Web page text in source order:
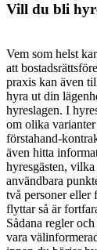
Vill du bli
Vem som helst
att
praxis kan även
hyra ut din
hyreslagen. I
om olika
förstahand-
även hitta
hyresgästen,
användbara
två personer eller
flyttar så är
Sådana regler
vara